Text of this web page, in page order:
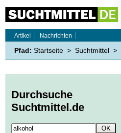
Artikel
Nachrichten
Pfad: Startseite > Suchtmittel >
Durchsuche
Suchtmittel.de